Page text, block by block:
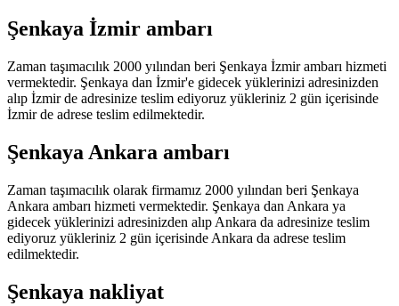
Şenkaya İzmir ambarı
Zaman taşımacılık 2000 yılından beri Şenkaya İzmir ambarı hizmeti
vermektedir. Şenkaya dan İzmir'e gidecek yüklerinizi adresinizden
alıp İzmir de adresinize teslim ediyoruz yükleriniz 2 gün içerisinde
İzmir de adrese teslim edilmektedir.
Şenkaya Ankara ambarı
Zaman taşımacılık olarak firmamız 2000 yılından beri Şenkaya
Ankara ambarı hizmeti vermektedir. Şenkaya dan Ankara ya
gidecek yüklerinizi adresinizden alıp Ankara da adresinize teslim
ediyoruz yükleriniz 2 gün içerisinde Ankara da adrese teslim
edilmektedir.
Şenkaya nakliyat